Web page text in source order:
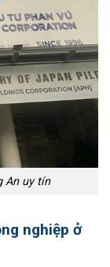
An uy tín
nghiệp ở